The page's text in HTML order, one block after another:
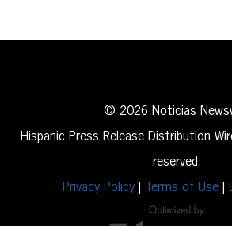
© 2026 Noticias
Hispanic Press Release Distribution
reserved.
Privacy Policy
Terms of Use